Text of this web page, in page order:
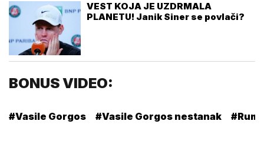
VEST KOJA JE UZDRMALA
PLANETU! Janik Siner se povlači?
BONUS VIDEO:
#Vasile Gorgos #Vasile Gorgos nestanak